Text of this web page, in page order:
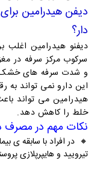
دیفن هیدرامین
دار؟
دیفنو هیدرامین
سرکوب مرکز سرفه در
و شدت سرفه های خشک
این دارو نمی تواند
هیدرامین می تواند
خلط را کاهش دهد.
نکات مهم در مصرف
🔸 در افراد با سابقه ی
تیرویید و هایپرپلازی